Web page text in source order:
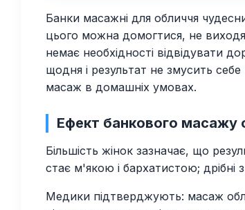
Банки масажні для обличчя
цього можна домогтися, не
немає необхідності відвідувати
щодня і результат не змусить
масаж в домашніх умовах.
Ефект банкового масажу
Більшість жінок зазначає, що
стає м'якою і бархатистою; дрібні
Медики підтверджують: масаж